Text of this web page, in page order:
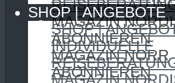
MAGAZIN
ABONNIEREN
MAGAZIN NORR
ABONNIEREN
SHOP | ANGEBOTE
SHOP |
INDIVIDUELLE
MAGAZIN